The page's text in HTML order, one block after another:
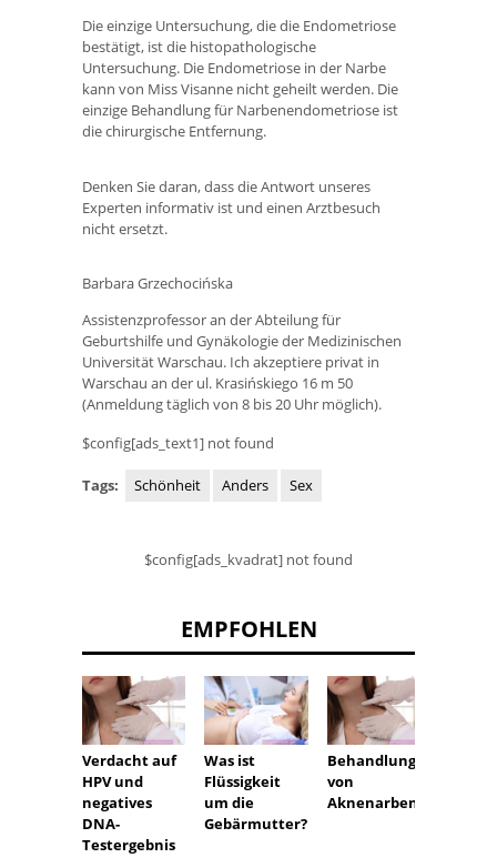
Die einzige Untersuchung, die die Endometriose
bestätigt, ist die histopathologische
Untersuchung. Die Endometriose in der Narbe
kann von Miss Visanne nicht geheilt werden. Die
einzige Behandlung für Narbenendometriose ist
die chirurgische Entfernung.
Denken Sie daran, dass die Antwort unseres
Experten informativ ist und einen Arztbesuch
nicht ersetzt.
Barbara Grzechocińska
Assistenzprofessor an der Abteilung für
Geburtshilfe und Gynäkologie der Medizinischen
Universität Warschau. Ich akzeptiere privat in
Warschau an der ul. Krasińskiego 16 m 50
(Anmeldung täglich von 8 bis 20 Uhr möglich).
$config[ads_text1] not found
Tags: Schönheit Anders Sex
$config[ads_kvadrat] not found
EMPFOHLEN
Verdacht auf
HPV und
negatives
DNA-
Testergebnis
Was ist
Flüssigkeit
um die
Gebärmutter?
Behandlung
von
Aknenarben